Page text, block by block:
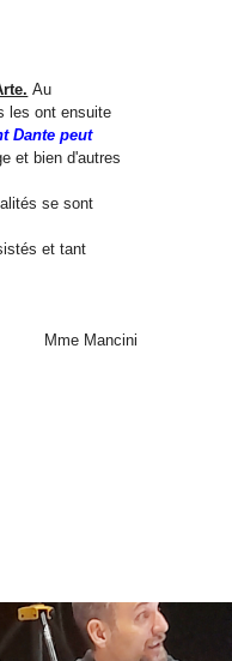
Au
les ont ensuite
Dante peut
et bien d'autres
se sont
et tant
Mme Mancini